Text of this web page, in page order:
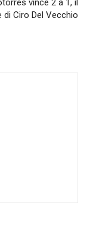
vince 2 a 1, il
di Ciro Del Vecchio